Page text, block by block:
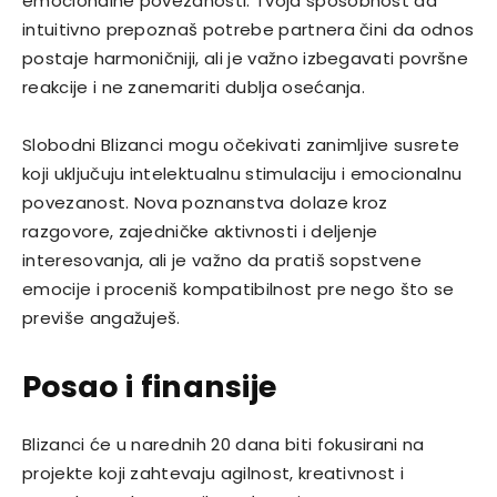
intuitivno prepoznaš potrebe partnera čini da odnos
postaje harmoničniji, ali je važno izbegavati površne
reakcije i ne zanemariti dublja osećanja.
Slobodni Blizanci mogu očekivati zanimljive susrete
koji uključuju intelektualnu stimulaciju i emocionalnu
povezanost. Nova poznanstva dolaze kroz
razgovore, zajedničke aktivnosti i deljenje
interesovanja, ali je važno da pratiš sopstvene
emocije i proceniš kompatibilnost pre nego što se
previše angažuješ.
Posao i finansije
Blizanci će u narednih 20 dana biti fokusirani na
projekte koji zahtevaju agilnost, kreativnost i